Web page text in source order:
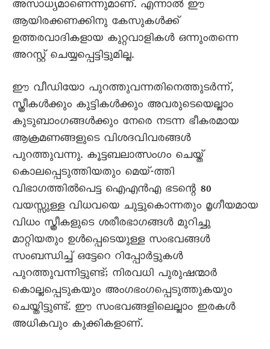
അസാധ്യമാണെന്നുമാണ്. എന്നാൽ ഈ
ആയിരക്കണക്കിനു കേസുകൾക്ക്
ഉത്തരവാദികളായ കുറ്റവാളികൾ ഒന്നുംതന്നെ
അറസ്റ്റ് ചെയ്യപ്പെട്ടിട്ടുമില്ല.
ഈ വീഡിയോ പുറത്തുവന്നതിനെത്തുടർന്ന്,
സ്ത്രീകൾക്കും കുട്ടികൾക്കും അവരുടെയെല്ലാം
കുടുബാംഗങ്ങൾക്കും നേരെ നടന്ന ഭീകരമായ
ആക്രമണങ്ങളുടെ വിശദവിവരങ്ങൾ
പുറത്തുവന്നു. കൂട്ടബലാത്സംഗം ചെയ്ത്
കൊലപ്പെടുത്തിയതും മെയ്-ത്തി
വിഭാഗത്തിൽപെട്ട ഐഎൻഎ ഭടന്റെ 80
വയസ്സുള്ള വിധവയെ ചുട്ടുകൊന്നതും മൃഗീയമായ
വിധം സ്ത്രീകളുടെ ശരീരഭാഗങ്ങൾ മുറിച്ചു
മാറ്റിയതും ഉൾപ്പെടെയുള്ള സംഭവങ്ങൾ
സംബന്ധിച്ച് ഒട്ടേറെ റിപ്പോർട്ടുകൾ
പുറത്തുവന്നിട്ടുണ്ട്; നിരവധി പുരുഷന്മാർ
കൊല്ലപ്പെടുകയും അംഗഭംഗപ്പെടുത്തുകയും
ചെയ്തിട്ടുണ്ട്. ഈ സംഭവങ്ങളിലെല്ലാം ഇരകൾ
അധികവും കുക്കികളാണ്.